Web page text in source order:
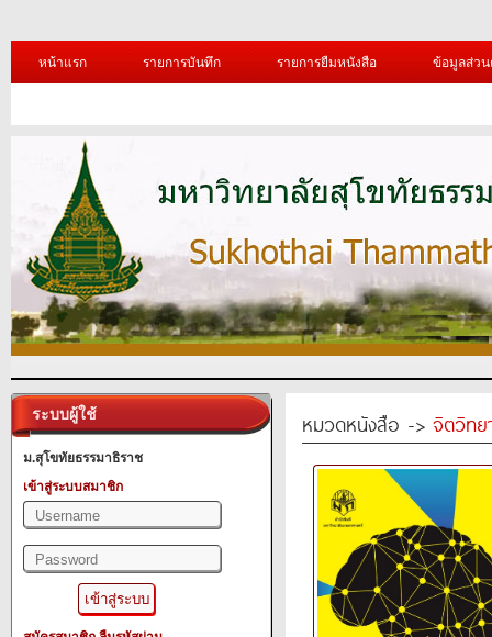
หน้าแรก รายการบันทึก รายการยืมหนังสือ ข้อมูลส่ว
ระบบผู้ใช้
ม.สุโขทัยธรรมาธิราช
เข้าสู่ระบบสมาชิก
หมวดหนังสือ -> จิตวิทย